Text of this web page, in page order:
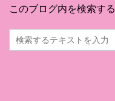
ゴ
ー
このブログ内を検索する